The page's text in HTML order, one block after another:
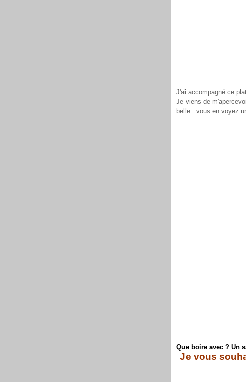
J'ai accompagné ce
Je viens de
belle...vous en voyez
Que boire avec ? Un
Je vous